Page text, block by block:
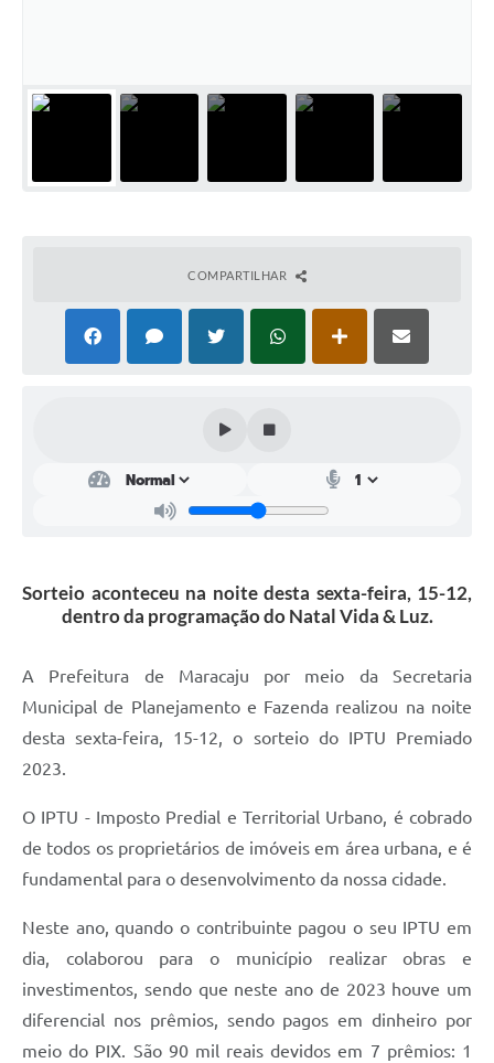
COMPARTILHAR
Sorteio aconteceu na noite desta sexta-feira, 15-12,
dentro da programação do Natal Vida & Luz.
A Prefeitura de Maracaju por meio da Secretaria
Municipal de Planejamento e Fazenda realizou na noite
desta sexta-feira, 15-12, o sorteio do IPTU Premiado
2023.
O IPTU - Imposto Predial e Territorial Urbano, é cobrado
de todos os proprietários de imóveis em área urbana, e é
fundamental para o desenvolvimento da nossa cidade.
Neste ano, quando o contribuinte pagou o seu IPTU em
dia, colaborou para o município realizar obras e
investimentos, sendo que neste ano de 2023 houve um
diferencial nos prêmios, sendo pagos em dinheiro por
meio do PIX. São 90 mil reais devidos em 7 prêmios: 1